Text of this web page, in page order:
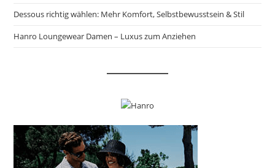
Dessous richtig wählen: Mehr Komfort, Selbstbewusstsein & Stil
Hanro Loungewear Damen – Luxus zum Anziehen